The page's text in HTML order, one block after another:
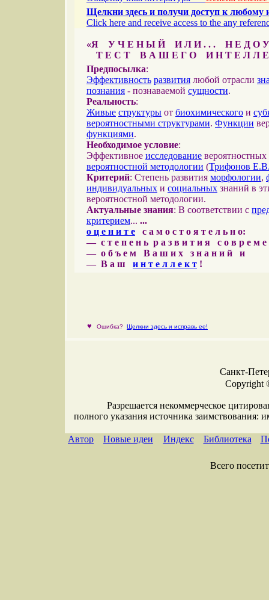
Щелкни здесь и получи доступ к любому
Click here and receive access to the any
«Я У Ч Е Н Ы Й И Л И . . . Н Е Д О У
Т Е С Т В А Ш Е Г О И Н Т Е Л Л Е
Предпосылка:
Эффективность развития любой отрасли
познания - познаваемой сущности.
Реальность:
Живые структуры от биохимического и
вероятностными структурами. Функции
функциями.
Необходимое условие:
Эффективное исследование
вероятностной методологии (Трифонов
Критерий: Степень развития морфологии,
индивидуальных и социальных знаний в
вероятностной методологии.
Актуальные знания: В соответствии с
критерием... ...
о ц е н и т е с а м о с т о я т е л ь н о:
— с т е п е н ь р а з в и т и я с о в р е м
— о б ъ е м В а ш и х з н а н и й и
— В а ш и н т е л л е к т !
♥ Ошибка? Щелкни здесь и исправь ее!
Санкт-
Copyright
Разрешается некоммерческое
полного указания источника заимствования:
Автор Новые идеи Индекс Библиотека
Всего